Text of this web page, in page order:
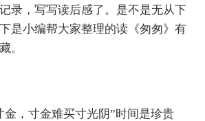
录，写写读后感了。是不是无从下
是小编帮大家整理的读《匆匆》有
。
金，寸金难买寸光阴”时间是珍贵